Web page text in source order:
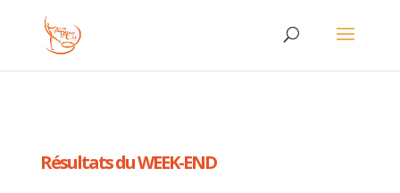
Résultats du WEEK-END